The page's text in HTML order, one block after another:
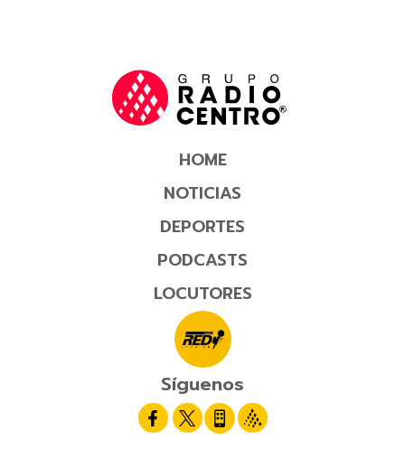
HOME
NOTICIAS
DEPORTES
PODCASTS
LOCUTORES
Síguenos